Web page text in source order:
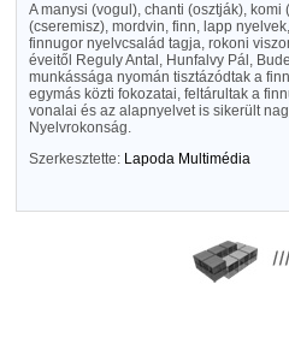
A manysi (vogul), chanti (osztják), komi
(cseremisz), mordvin, finn, lapp
finnugor nyelvcsalád tagja, rokoni
éveitől Reguly Antal, Hunfalvy Pál,
munkássága nyomán tisztázódtak a
egymás közti fokozatai, feltárultak a
vonalai és az alapnyelvet is sikerült
Nyelvrokonság.
Szerkesztette: Lapoda Multimédia